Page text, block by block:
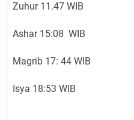
Zuhur 11.47 WIB
Ashar 15:08 WIB
Magrib 17: 44 WIB
Isya 18:53 WIB